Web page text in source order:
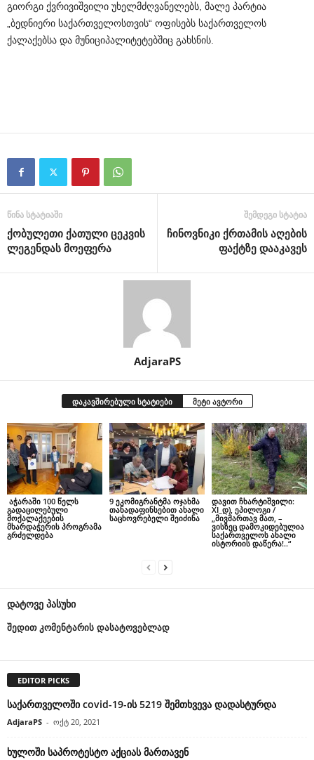
გიორგი ქვრივიშვილი უხელმძღვანელებს, მალე პარტია
„ბედნიერი საქართველოსთვის“ ოფისებს საქართველოს
ქალაქებსა და მუნიციპალიტეტებშიც გახსნის.
წინა სტატიაში
ქობულეთი ქათული ცეკვის
ლეგენდას მოეფერა
შემდეგი სტატია
ჩინოვნიკი ქრთამის აღების
ფაქტზე დააკავეს
AdjaraPS
დაკავშირებული სტატიები მეტი ავტორი
აჭარაში 100 წელს
გადაცილებული
მოქალაქეების
მხარდაჭერის პროგრამა
გრძელდება
9 ეკომიგრანტმა ოჯახმა
თანადაფინსებით ახალი
საცხოვრებელი შეიძინა
დავით ჩხარტიშვილი:
XI_დ), ეპილოგი /
„მივმართავ მათ, –
ვისზეც დამოკიდებულია
საქართველოს ახალი
ისტორიის დაწერა!..“
დატოვე პასუხი
შედით კომენტარის დასატოვებლად
EDITOR PICKS
საქართველოში covid-19-ის 5219 შემთხვევა დადასტურდა
AdjaraPS - ოქტ 20, 2021
ხულოში საპროტესტო აქციას მართავენ